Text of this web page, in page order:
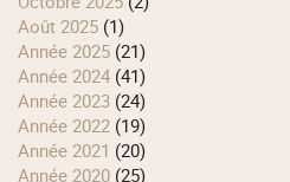
août 2025 (1)
année 2025 (21)
année 2024 (41)
année 2023 (24)
année 2022 (19)
année 2021 (20)
année 2020 (25)